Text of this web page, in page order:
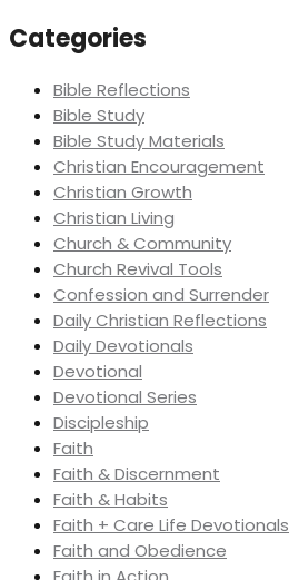
Categories
Bible Reflections
Bible Study
Bible Study Materials
Christian Encouragement
Christian Growth
Christian Living
Church & Community
Church Revival Tools
Confession and Surrender
Daily Christian Reflections
Daily Devotionals
Devotional
Devotional Series
Discipleship
Faith
Faith & Discernment
Faith & Habits
Faith + Care Life Devotionals
Faith and Obedience